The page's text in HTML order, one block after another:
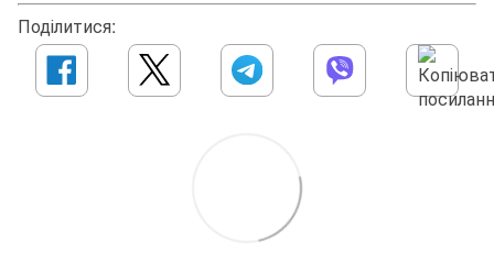
Поділитися: